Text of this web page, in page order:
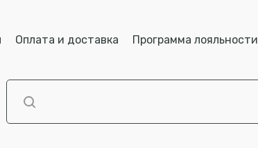
Оплата и доставка Программа лояльности